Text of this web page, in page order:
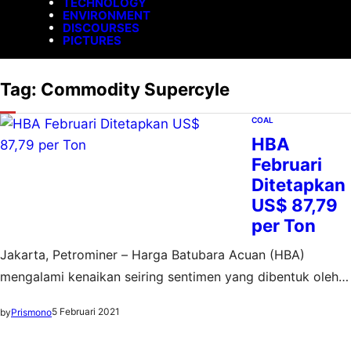
TECHNOLOGY
ENVIRONMENT
DISCOURSES
PICTURES
Tag: Commodity Supercyle
COAL
HBA
Februari
Ditetapkan
US$ 87,79
per Ton
Jakarta, Petrominer – Harga Batubara Acuan (HBA)
mengalami kenaikan seiring sentimen yang dibentuk oleh
sebesar US$ 87,79 per ton, atau naik 15,7 persen dari
byPrismono5 Februari 2021